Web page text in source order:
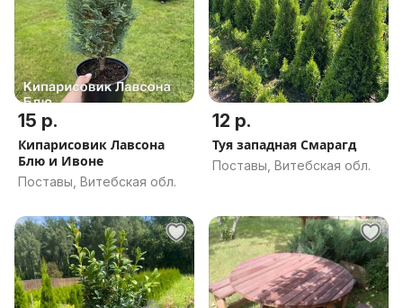
15 р.
Кипарисовик Лавсона
Блю и Ивоне
Поставы, Витебская обл.
12 р.
Туя западная Смарагд
Поставы, Витебская обл.